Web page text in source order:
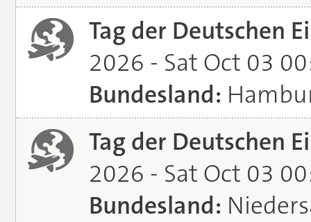
Tag der Deutschen
2026 - Sat Oct 03
Bundesland:
Tag der Deutschen
2026 - Sat Oct 03
Bundesland: